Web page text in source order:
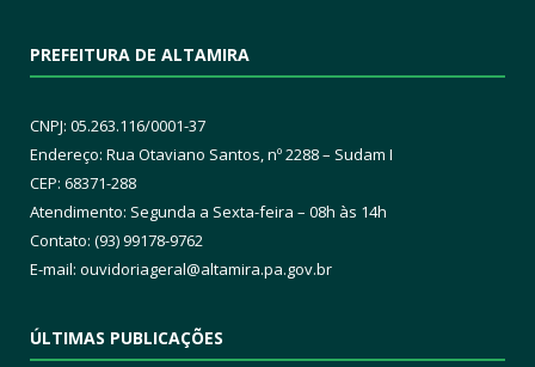
PREFEITURA DE ALTAMIRA
CNPJ: 05.263.116/0001-37
Endereço: Rua Otaviano Santos, nº 2288 – Sudam I
CEP: 68371-288
Atendimento: Segunda a Sexta-feira – 08h às 14h
Contato: (93) 99178-9762
E-mail: ouvidoriageral@altamira.pa.gov.br
ÚLTIMAS PUBLICAÇÕES